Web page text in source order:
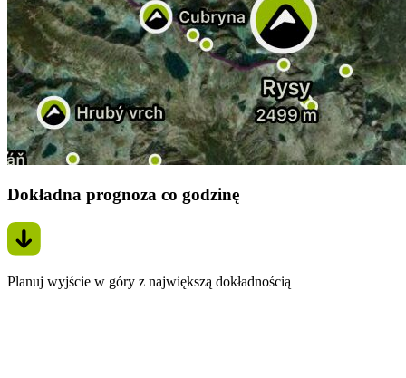
Dokładna prognoza co godzinę
Planuj wyjście w góry z największą dokładnością